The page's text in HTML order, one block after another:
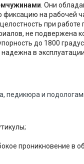
. Они
на рабочей
при
не подвержена
до 1800
в
педикюра и
проникновение в